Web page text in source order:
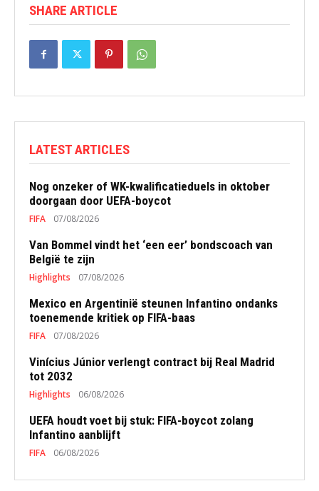
SHARE ARTICLE
LATEST ARTICLES
Nog onzeker of WK-kwalificatieduels in oktober
doorgaan door UEFA-boycot
FIFA 07/08/2026
Van Bommel vindt het ‘een eer’ bondscoach van
België te zijn
Highlights 07/08/2026
Mexico en Argentinië steunen Infantino ondanks
toenemende kritiek op FIFA-baas
FIFA 07/08/2026
Vinícius Júnior verlengt contract bij Real Madrid
tot 2032
Highlights 06/08/2026
UEFA houdt voet bij stuk: FIFA-boycot zolang
Infantino aanblijft
FIFA 06/08/2026